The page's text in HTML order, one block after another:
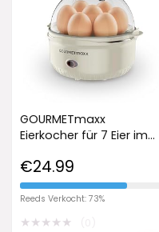
GOURMETmaxx
Eierkocher für 7 Eier im
Elektrischer Egg Cooker
mit intuitiver Bedienung |
Mit Messbecher & Ei-Pick
| Dank regulierbarem
€24.99
Reeds Verkocht: 73%
★★★★★